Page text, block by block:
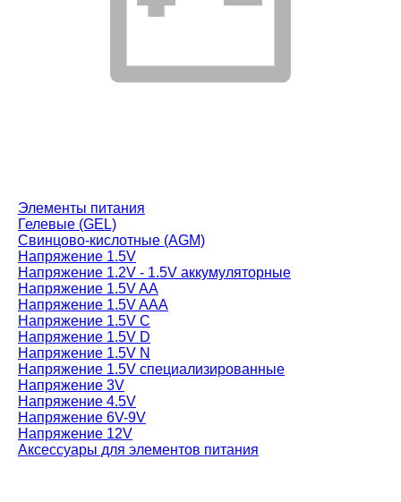
Элементы питания
Гелевые (GEL)
Свинцово-кислотные (AGM)
Напряжение 1.5V
Напряжение 1.2V - 1.5V аккумуляторные
Напряжение 1.5V AA
Напряжение 1.5V AAA
Напряжение 1.5V C
Напряжение 1.5V D
Напряжение 1.5V N
Напряжение 1.5V специализированные
Напряжение 3V
Напряжение 4.5V
Напряжение 6V-9V
Напряжение 12V
Аксессуары для элементов питания